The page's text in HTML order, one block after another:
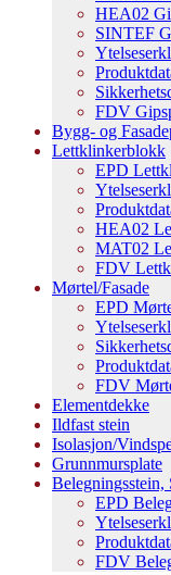
HEA02
SINTEF
FDV
Bygg- og
Lettklinkerblokk
EPD
HEA02
MAT02
FDV
Mørtel/Fasade
EPD
FDV
Elementdekke
Ildfast stein
Isolasjon/
Grunnmursplate
EPD
FDV